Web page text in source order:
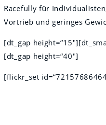
Racefully für
Vortrieb und geringes
[dt_gap
[dt_gap height=“40″]
[flickr_set